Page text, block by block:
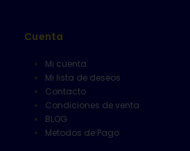
Cuenta
Mi cuenta
Mi lista de deseos
Contacto
Condiciones de venta
BLOG
Metodos de Pago